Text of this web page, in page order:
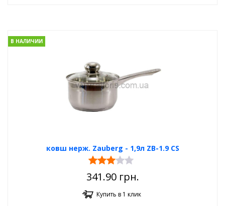
ковш нерж. Zauberg - 1,9л ZB-1.9 CS
В НАЛИЧИИ
341.90грн.
Купить в 1 клик